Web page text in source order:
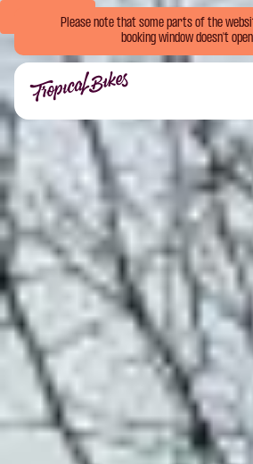
Book NowPlease note that some parts of the
booking window doesn't